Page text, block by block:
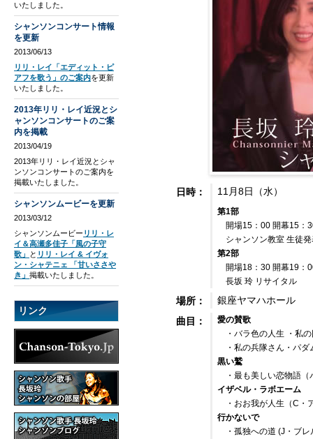
日時： 11月8日（水）
第1部
開場15：00 開幕15：
シャンソン教室 生徒
第2部
開場18：30 開幕19：
長坂 玲 リサイタル
場所：
銀座ヤマハホール
曲目：
愛の賛歌
・バラ色の人生 ・私
・私の兵隊さん・パ
黒い鷲
・最も美しい恋物語
イザベル・ラボエーム
・おお我が人生（C・
行かないで
・孤独への道 (J・ブレ
いたしました。
シャンソンコンサート情報
を更新
2013/06/13
リリ・レイ「エディット・ピ
アフを歌う」のご案内を更新
いたしました。
2013年リリ・レイ近況とシ
ャンソンコンサートのご案
内を掲載
2013/04/19
2013年リリ・レイ近況とシャ
ンソンコンサートのご案内を
掲載いたしました。
シャンソンムービーを更新
2013/03/12
シャンソンムービー リリ・レ
イ＆高瀬多佳子「風の子守
歌」
と リリ・レイ & イヴォ
ン・シャテニェ 「甘いささや
き」 掲載いたしました。
リンク